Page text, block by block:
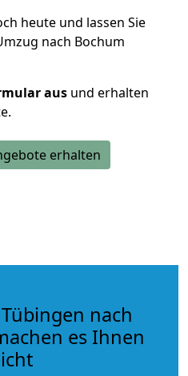
heute und lassen Sie
nach Bochum
aus und erhalten
erhalten
nach
es Ihnen